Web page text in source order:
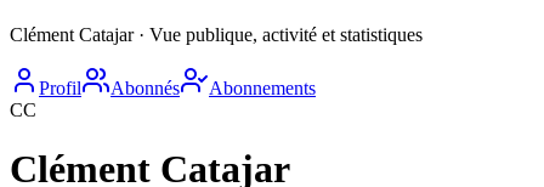
Clément Catajar · Vue publique, activité et statistiques
Profil Abonnés
Abonnements
CC
Clément Catajar